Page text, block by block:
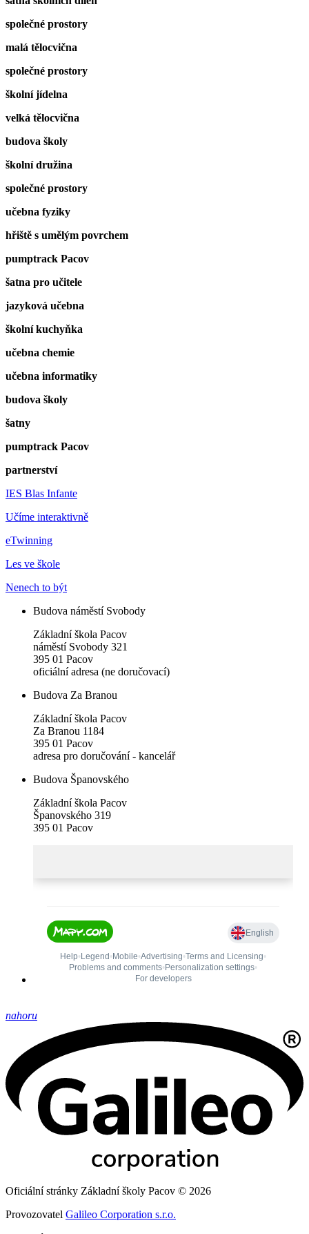
společné prostory
malá tělocvična
společné prostory
školní jídelna
velká tělocvična
budova školy
školní družina
společné prostory
učebna fyziky
hřiště s umělým povrchem
pumptrack Pacov
šatna pro učitele
jazyková učebna
školní kuchyňka
učebna chemie
učebna informatiky
budova školy
šatny
pumptrack Pacov
partnerství
IES Blas Infante
Učíme interaktivně
eTwinning
Les ve škole
Nenech to být
Budova náměstí Svobody
Základní škola Pacov
náměstí Svobody 321
395 01 Pacov
oficiální adresa (ne doručovací)
Budova Za Branou
Základní škola Pacov
Za Branou 1184
395 01 Pacov
adresa pro doručování - kancelář
Budova Španovského
Základní škola Pacov
Španovského 319
395 01 Pacov
nahoru
Oficiální stránky Základní školy Pacov © 2026
Provozovatel Galileo Corporation s.r.o.